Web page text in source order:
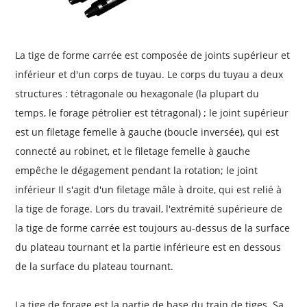
La tige de forme carrée est composée de joints supérieur et
inférieur et d'un corps de tuyau. Le corps du tuyau a deux
structures : tétragonale ou hexagonale (la plupart du
temps, le forage pétrolier est tétragonal) ; le joint supérieur
est un filetage femelle à gauche (boucle inversée), qui est
connecté au robinet, et le filetage femelle à gauche
empêche le dégagement pendant la rotation; le joint
inférieur Il s'agit d'un filetage mâle à droite, qui est relié à
la tige de forage. Lors du travail, l'extrémité supérieure de
la tige de forme carrée est toujours au-dessus de la surface
du plateau tournant et la partie inférieure est en dessous
de la surface du plateau tournant.